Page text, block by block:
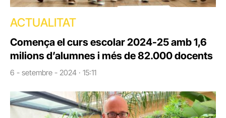
ACTUALITAT
Comença el curs escolar 2024-25 amb 1,6
milions d’alumnes i més de 82.000 docents
6 - setembre - 2024 · 15:11